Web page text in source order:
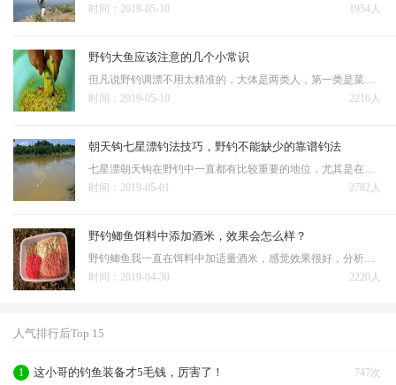
1954人
时间：2019-05-10
野钓大鱼应该注意的几个小常识
2216人
时间：2019-05-10
朝天钩七星漂钓法技巧，野钓不能缺少的靠谱钓法
2782人
时间：2019-05-01
野钓鲫鱼饵料中添加酒米，效果会怎么样？
2220人
时间：2019-04-30
人气排行后Top 15
747次
1 这小哥的钓鱼装备才5毛钱，厉害了！